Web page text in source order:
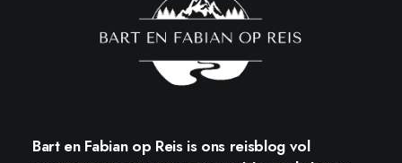
Bart en Fabian op Reisis ons reisblog vol